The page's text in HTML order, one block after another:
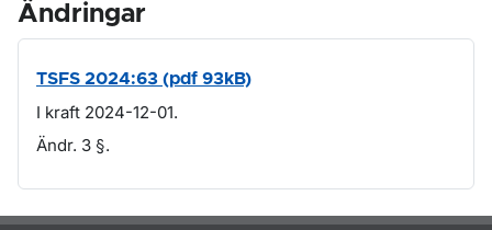
Ändringar
TSFS 2024:63 (pdf 93kB)
I kraft 2024-12-01.
Ändr. 3 §.